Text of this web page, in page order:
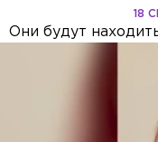
18
Они будут